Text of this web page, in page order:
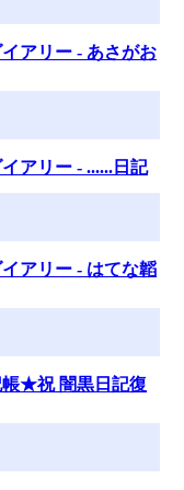
アリー - あさがお
アリー - ......日記
アリー - はてな韜
★祝 闇黒日記復